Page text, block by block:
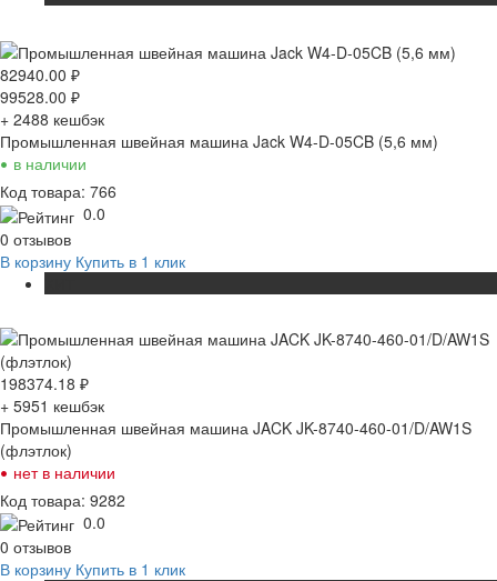
82940.00 ₽
99528.00 ₽
+ 2488 кешбэк
Промышленная швейная машина Jack W4-D-05CB (5,6 мм)
• в наличии
Код товара: 766
0.0
0 отзывов
В корзину Купить в 1 клик
198374.18 ₽
+ 5951 кешбэк
Промышленная швейная машина JACK JK-8740-460-01/D/AW1S
(флэтлок)
• нет в наличии
Код товара: 9282
0.0
0 отзывов
В корзину Купить в 1 клик